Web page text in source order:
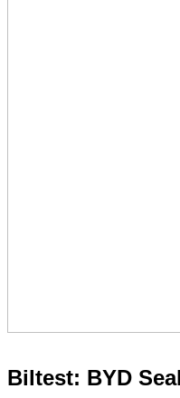
Biltest: BYD